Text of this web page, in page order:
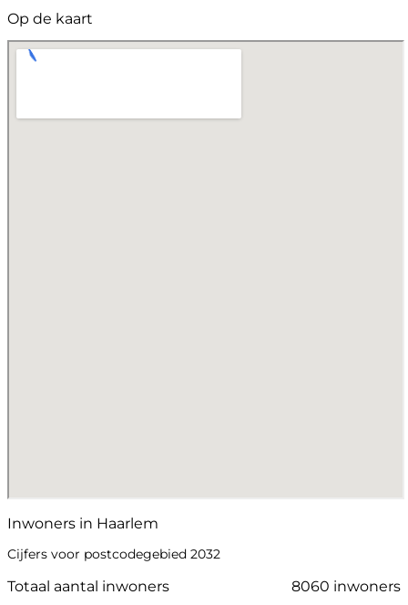
Op de kaart
Inwoners in Haarlem
Cijfers voor postcodegebied 2032
Totaal aantal inwoners
8060 inwoners